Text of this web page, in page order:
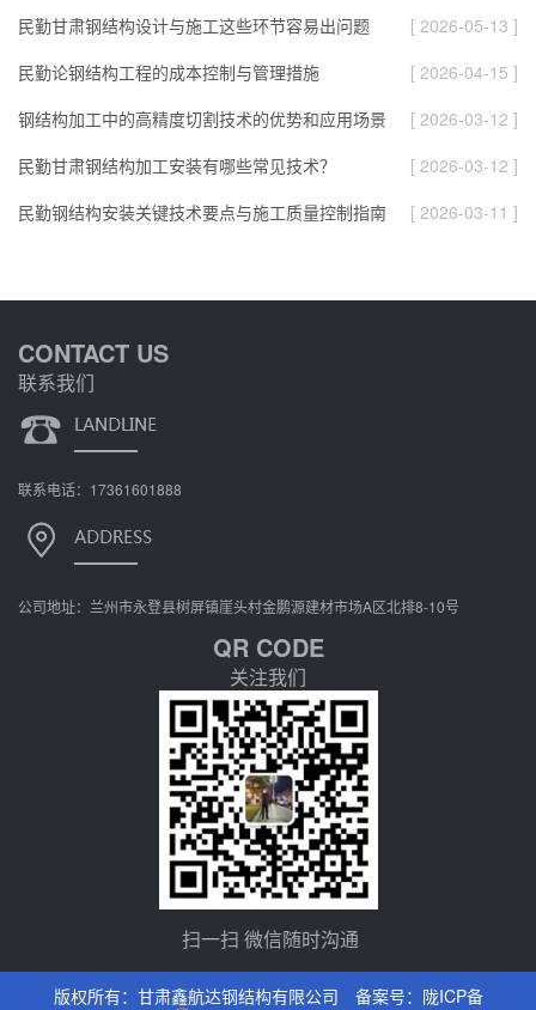
民勤甘肃钢结构设计与施工这些环节容易出问题
[ 2026-05-13 ]
民勤论钢结构工程的成本控制与管理措施
[ 2026-04-15 ]
钢结构加工中的高精度切割技术的优势和应用场景
[ 2026-03-12 ]
民勤甘肃钢结构加工安装有哪些常见技术？
[ 2026-03-12 ]
民勤钢结构安装关键技术要点与施工质量控制指南
[ 2026-03-11 ]
CONTACT US
联系我们
联系电话：17361601888
公司地址：兰州市永登县树屏镇崖头村金鹏源建材市场A区北排8-10号
QR CODE
关注我们
扫一扫 微信随时沟通
版权所有：甘肃鑫航达钢结构有限公司 备案号： 陇ICP备